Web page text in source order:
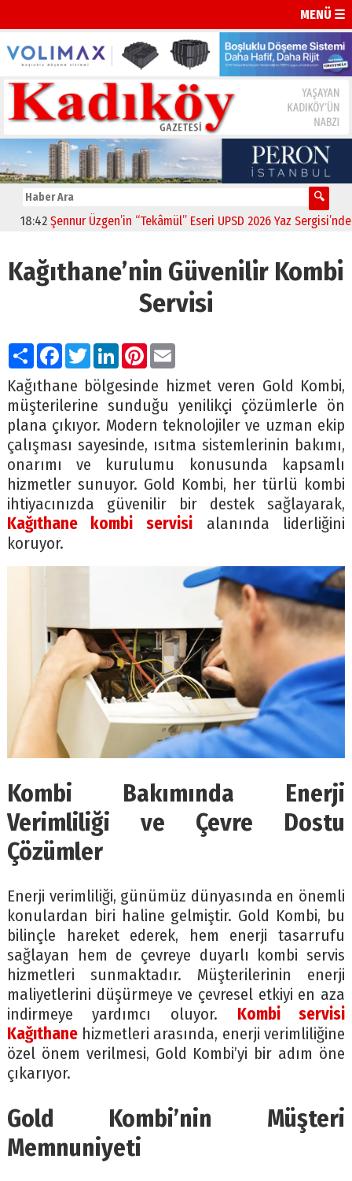
MENÜ ☰
Şennur Üzgen’in “Tekâmül” Eseri UPSD 2026 Yaz Sergisi’nde
Kağıthane’nin Güvenilir Kombi
Servisi
PaylaşFacebook
TwitterLinkedIn
Pinterest
Email
Kağıthane bölgesinde hizmet veren Gold Kombi,
müşterilerine sunduğu yenilikçi çözümlerle ön
plana çıkıyor. Modern teknolojiler ve uzman ekip
çalışması sayesinde, ısıtma sistemlerinin bakımı,
onarımı ve kurulumu konusunda kapsamlı
hizmetler sunuyor. Gold Kombi, her türlü kombi
ihtiyacınızda güvenilir bir destek sağlayarak,
Kağıthane kombi servisi alanında liderliğini
koruyor.
Kombi Bakımında Enerji
Verimliliği ve Çevre Dostu
Çözümler
Enerji verimliliği, günümüz dünyasında en önemli
konulardan biri haline gelmiştir. Gold Kombi, bu
bilinçle hareket ederek, hem enerji tasarrufu
sağlayan hem de çevreye duyarlı kombi servis
hizmetleri sunmaktadır. Müşterilerinin enerji
maliyetlerini düşürmeye ve çevresel etkiyi en aza
indirmeye yardımcı oluyor. Kombi servisi
Kağıthanehizmetleri arasında, enerji verimliliğine
özel önem verilmesi, Gold Kombi’yi bir adım öne
çıkarıyor.
Gold Kombi’nin Müşteri
Memnuniyeti